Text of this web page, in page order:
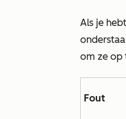
Als je
om ze op
Fout